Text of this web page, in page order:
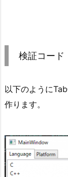
検証コード
以下のように
作ります。